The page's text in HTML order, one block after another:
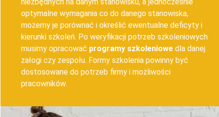
optymalne wymagania co do danego stanowiska,
możemy je porównać i określić ewentualne deficyty i
kierunki szkoleń. Po weryfikacji potrzeb szkoleniowych
musimy opracować programy szkoleniowe dla danej
załogi czy zespołu. Formy szkolenia powinny być
dostosowane do potrzeb firmy i możliwości
pracowników.